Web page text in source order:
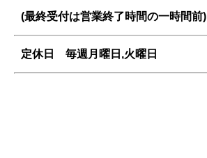
(最終受付は営業終了時間の一時間前)
定休日 毎週 月曜日,火曜日